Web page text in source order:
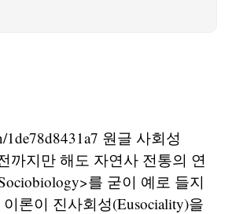
1de78d8431a7 원글 사회성
까지만 해도 자연사 전통의 연
를 굳이 예로 들지
론이 진사회성(Eusociality)을